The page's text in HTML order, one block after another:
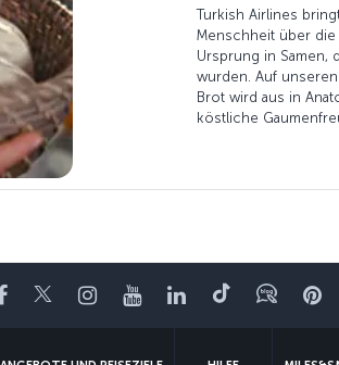
Turkish Airlines
Menschheit über
Ursprung in Samen,
wurden. Auf
Brot wird aus in
köstliche
Facebook
TwitterInstagram
YouTubeLinkedIn
TikTokBlog